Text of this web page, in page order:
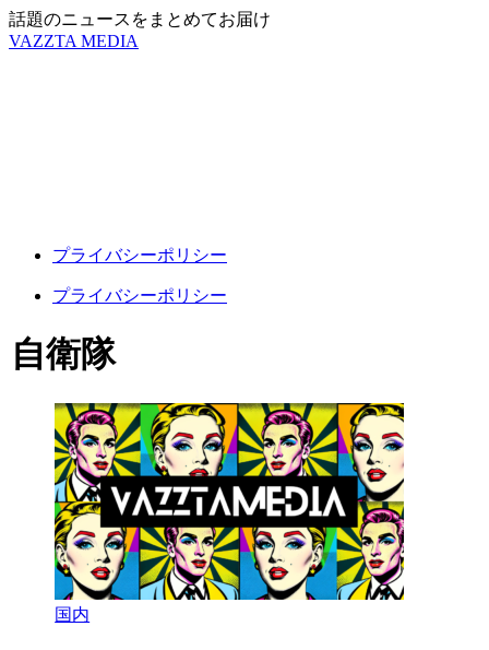
話題のニュースをまとめてお届け
VAZZTA MEDIA
プライバシーポリシー
プライバシーポリシー
自衛隊
国内